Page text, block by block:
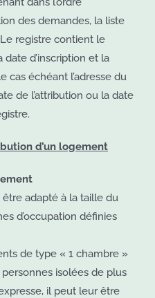
des demandes, la liste
Le registre contient le
d’inscription et la
cas échéant l’adresse du
de l’attribution ou la date
d’un logement
adapté à la taille du
d’occupation définies
de type « 1 chambre »
isolées de plus
il peut leur être